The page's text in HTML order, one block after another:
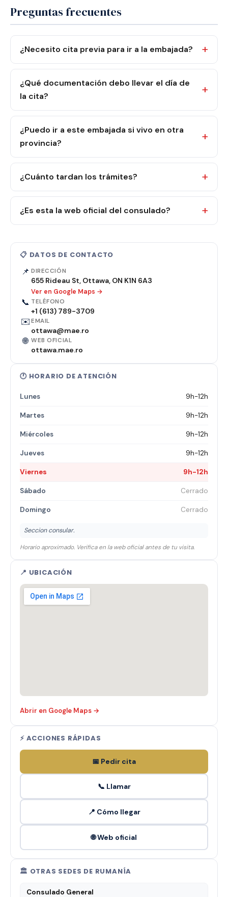
📋 DATOS DE CONTACTO
📌 DIRECCIÓN
655 Rideau St, Ottawa, ON K1N 6A3
Ver en Google Maps →
📞 TELÉFONO
+1 (613) 789-3709
✉️ EMAIL
ottawa@mae.ro
🌐 WEB OFICIAL
ottawa.mae.ro
🕐 HORARIO DE ATENCIÓN
Lunes 9h-12h
Martes 9h-12h
Miércoles 9h-12h
Jueves 9h-12h
Viernes 9h-12h
Sábado Cerrado
Domingo Cerrado
Seccion consular.
Horario aproximado. Verifica en la web oficial antes de tu visita.
📍 UBICACIÓN
Abrir en Google Maps →
⚡ ACCIONES RÁPIDAS
📅 Pedir cita
📞 Llamar
📍 Cómo llegar
🌐 Web oficial
🏛️ OTRAS SEDES DE RUMANÍA
Consulado General
Preguntas frecuentes
¿Necesito cita previa para ir a la embajada?
¿Qué documentación debo llevar el día de
la cita?
¿Puedo ir a este embajada si vivo en otra
provincia?
¿Cuánto tardan los trámites?
¿Es esta la web oficial del consulado?